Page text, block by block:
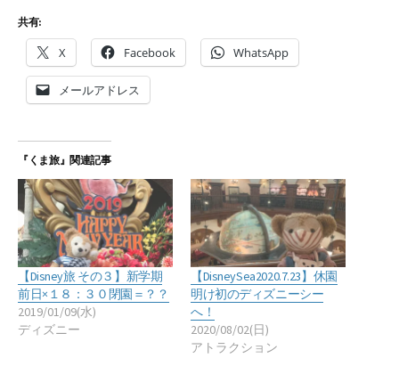
共有:
X Facebook WhatsApp
メールアドレス
『くま旅』関連記事
【Disney旅 その３】新学期
前日×１８：３０閉園＝？？
2019/01/09(水)
ディズニー
【DisneySea2020.7.23】休園
明け初のディズニーシー
へ！
2020/08/02(日)
アトラクション